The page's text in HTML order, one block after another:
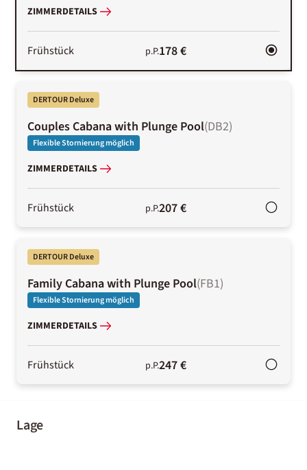
ZIMMERDETAILS
Frühstück p.P.178 €
DERTOUR Deluxe
Couples Cabana with Plunge Pool(DB2)
Flexible Stornierung möglich
ZIMMERDETAILS
Frühstück p.P.207 €
DERTOUR Deluxe
Family Cabana with Plunge Pool(FB1)
Flexible Stornierung möglich
ZIMMERDETAILS
Frühstück p.P.247 €
Lage